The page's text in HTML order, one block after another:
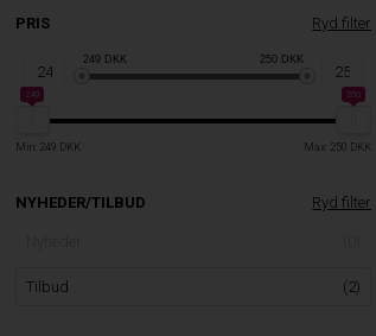
PRIS Ryd filter
249 DKK 250 DKK
249 250
Min: 249 DKK Max: 250 DKK
NYHEDER/TILBUD Ryd filter
Tilbud (2)